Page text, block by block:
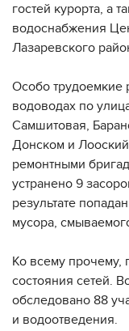
гостей курорта, а
водоснабжения
Лазаревского
Особо трудоемкие
водоводах по
Самшитовая,
Донском и
ремонтными
устранено 9
результате
мусора,
Ко всему прочему,
состояния сетей.
обследовано 88
и водоотведения.